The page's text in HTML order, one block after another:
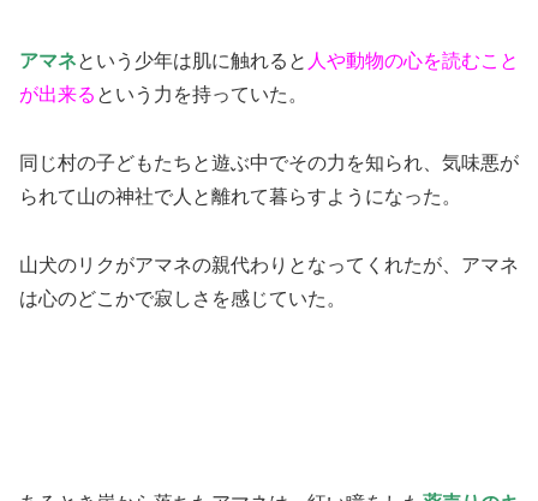
アマネという少年は肌に触れると 人や動物の心を読むこと
が出来る という力を持っていた。
同じ村の子どもたちと遊ぶ中でその力を知られ、気味悪が
られて山の神社で人と離れて暮らすようになった。
山犬のリクがアマネの親代わりとなってくれたが、アマネ
は心のどこかで寂しさを感じていた。